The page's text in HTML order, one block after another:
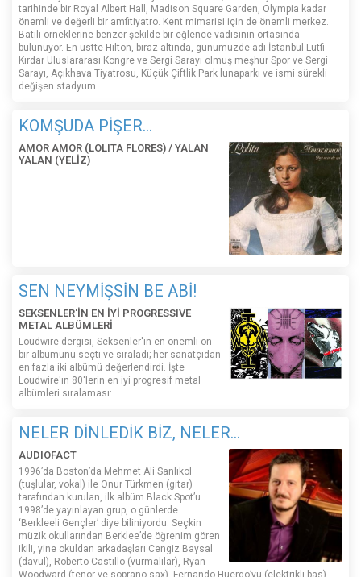
tarihinde bir Royal Albert Hall, Madison Square Garden, Olympia kadar
önemli ve değerli bir amfitiyatro. Kent mimarisi için de önemli merkez.
Batılı örneklerine benzer şekilde bir eğlence vadisinin ortasında
bulunuyor. En üstte Hilton, biraz altında, günümüzde adı İstanbul Lütfi
Kırdar Uluslararası Kongre ve Sergi Sarayı olmuş meşhur Spor ve Sergi
Sarayı, Açıkhava Tiyatrosu, Küçük Çiftlik Park lunaparkı ve ismi sürekli
değişen stadyum…
KOMŞUDA PİŞER...
AMOR AMOR (LOLITA FLORES) / YALAN
YALAN (YELİZ)
SEN NEYMİŞSİN BE ABİ!
SEKSENLER'İN EN İYİ PROGRESSIVE
METAL ALBÜMLERİ
Loudwire dergisi, Seksenler'in en önemli on
bir albümünü seçti ve sıraladı; her sanatçıdan
en fazla iki albümü değerlendirdi. İşte
Loudwire'ın 80'lerin en iyi progresif metal
albümleri sıralaması:
NELER DİNLEDİK BİZ, NELER...
AUDIOFACT
1996’da Boston’da Mehmet Ali Sanlıkol
(tuşlular, vokal) ile Onur Türkmen (gitar)
tarafından kurulan, ilk albüm Black Spot’u
1998’de yayınlayan grup, o günlerde
‘Berkleeli Gençler’ diye biliniyordu. Seçkin
müzik okullarından Berklee’de öğrenim gören
ikili, yine okuldan arkadaşları Cengiz Baysal
(davul), Roberto Castillo (vurmalılar), Ryan
Woodward (tenor ve soprano sax), Fernando Huergo’yu (elektrikli bas)